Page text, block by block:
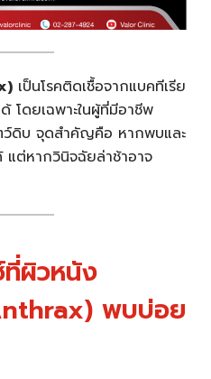
เป็นโรคติดเชื้อจากแบคทีเรีย
โดยเฉพาะในผู้ที่มีอาชีพ
ว์ดิบ จุดสำคัญคือ หากพบและ
แต่หากวินิจฉัยล่าช้าอาจ
ที่ผิวหนัง
พบบ่อย